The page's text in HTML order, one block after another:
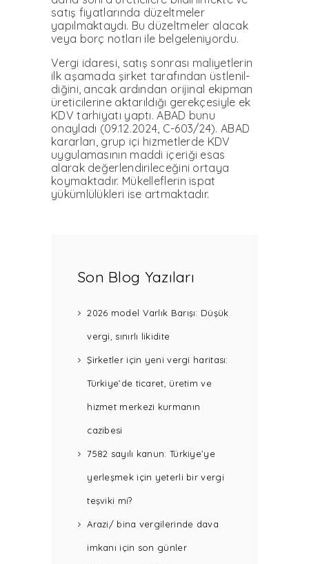
satış fiyatlarında düzeltme­ler
yapılmaktaydı. Bu düzeltmeler alacak
veya borç notları ile belgeleniyordu.
Vergi idaresi, satış sonrası maliyetle­rin
ilk aşamada şirket tarafından üstlenil­
diğini, ancak ardından orijinal ekipman
üreticilerine aktarıldığı gerekçesiyle ek
KDV tarhiyatı yaptı. ABAD bunu
onayladı (09.12.2024, C-603/24). ABAD
kararları, grup içi hizmetlerde KDV
uygulamasının maddi içeriği esas
alarak değerlendirilece­ğini ortaya
koymaktadır. Mükelleflerin is­pat
yükümlülükleri ise artmaktadır.
Son Blog Yazıları
2026 model Varlık Barışı: Düşük
vergi, sınırlı likidite
Şirketler için yeni vergi haritası:
Türkiye’de ticaret, üretim ve
hizmet merkezi kurmanın
cazibesi
7582 sayılı kanun: Türkiye’ye
yerleşmek için yeterli bir vergi
teşviki mi?
Arazi/ bina vergilerinde dava
imkanı için son günler